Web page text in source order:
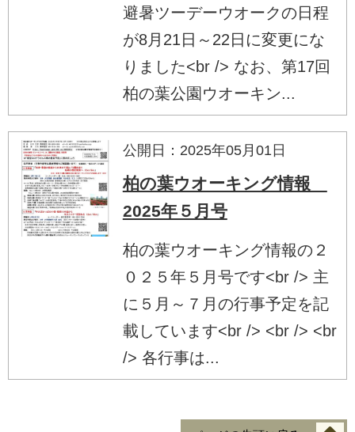
避暑ツーデーウオークの日程
が8月21日～22日に変更にな
りました<br /> なお、第17回
柏の葉公園ウオーキン...
公開日：2025年05月01日
柏の葉ウオーキング情報
2025年５月号
柏の葉ウオーキング情報の２
０２５年５月号です<br /> 主
に５月～７月の行事予定を記
載しています<br /> <br /> <br
/> 各行事は...